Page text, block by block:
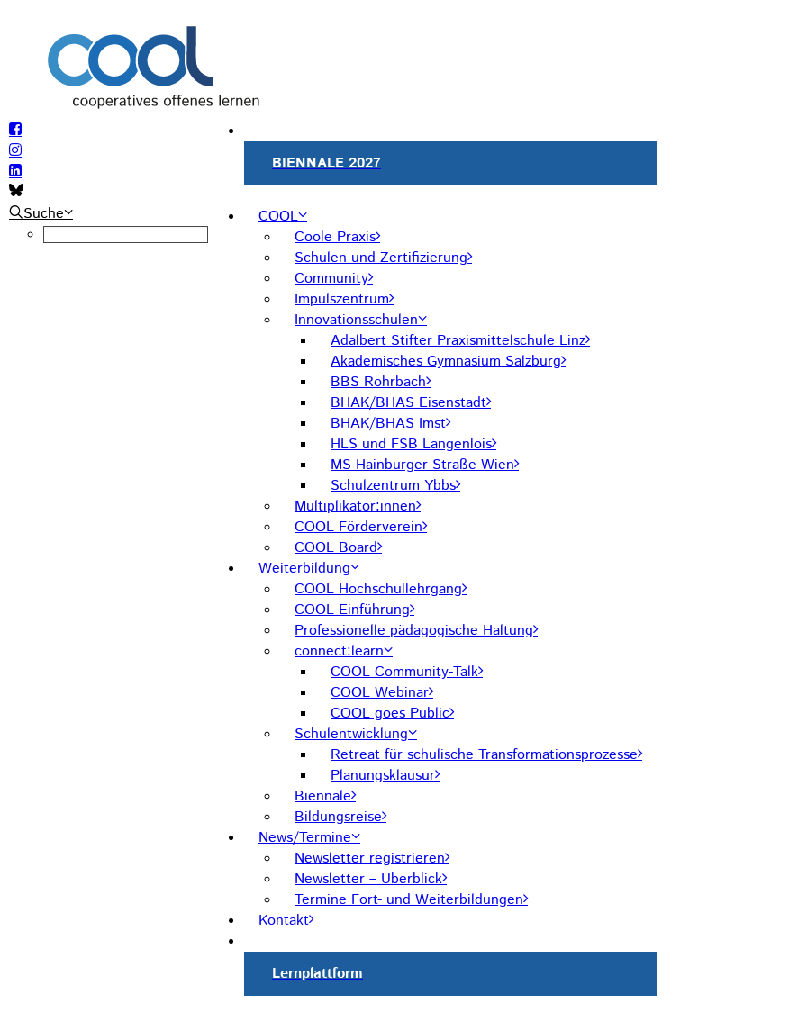
Suche
BIENNALE 2027
COOL
Coole Praxis
Schulen und Zertifizierung
Community
Impulszentrum
Innovationsschulen
Adalbert Stifter Praxismittelschule Linz
Akademisches Gymnasium Salzburg
BBS Rohrbach
BHAK/BHAS Eisenstadt
BHAK/BHAS Imst
HLS und FSB Langenlois
MS Hainburger Straße Wien
Schulzentrum Ybbs
Multiplikator:innen
COOL Förderverein
COOL Board
Weiterbildung
COOL Hochschullehrgang
COOL Einführung
Professionelle pädagogische Haltung
connect:learn
COOL Community-Talk
COOL Webinar
COOL goes Public
Schulentwicklung
Retreat für schulische Transformationsprozesse
Planungsklausur
Biennale
Bildungsreise
News/Termine
Newsletter registrieren
Newsletter – Überblick
Termine Fort- und Weiterbildungen
Kontakt
Lernplattform